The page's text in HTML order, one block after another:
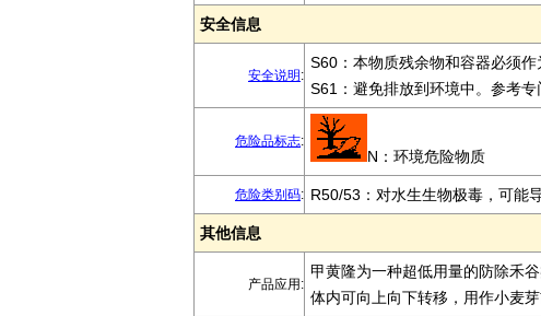
安全信息
安全说明 :
S60：本物质残余物和容器必须作
S61：避免排放到环境中。参考专
危险品标志:
N：环境危险物质
危险类别码: R50/53：对水生生物极毒，可能
其他信息
产品应用:
甲黄隆为一种超低用量的防除禾
体内可向上向下转移，用作小麦芽